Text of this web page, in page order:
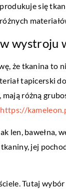
się
wystroju
że tkanina to
tapicerski
różną
https://
len, bawełna,
jej
Tutaj
KATEGORII